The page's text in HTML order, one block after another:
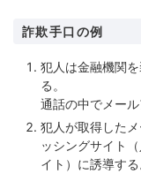
詐欺手口の例
犯人は金融機関
る。
通話の中でメー
犯人が取得した
ッシングサイト
イト）に誘導する